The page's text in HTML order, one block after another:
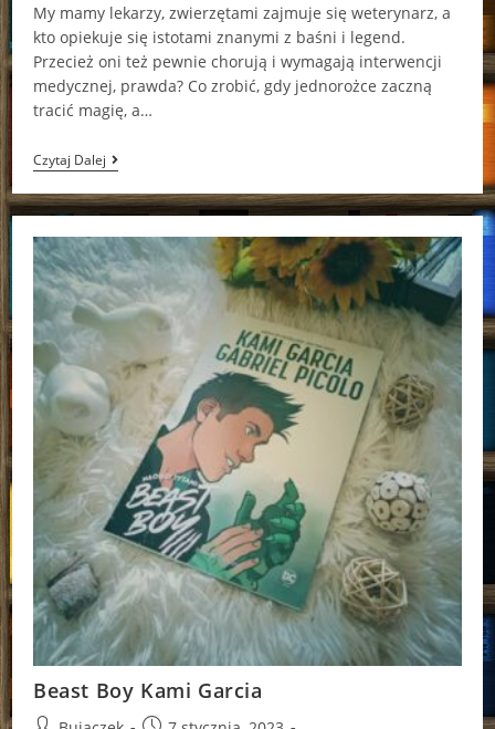
My mamy lekarzy, zwierzętami zajmuje się weterynarz, a
kto opiekuje się istotami znanymi z baśni i legend.
Przecież oni też pewnie chorują i wymagają interwencji
medycznej, prawda? Co zrobić, gdy jednorożce zaczną
tracić magię, a…
Czytaj DalejEnola
I
Niezwykłe
Zwierzęta.
1
Joris
Chamblain
Beast Boy Kami Garcia